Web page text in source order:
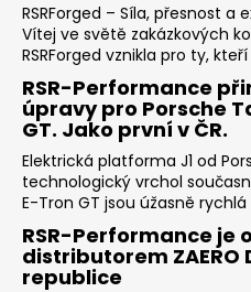
RSRForged – Síla, přesnost
Vítej ve světě zakázkových
RSRForged vznikla pro ty, kteří
RSR-Performance
úpravy pro Porsche
GT. Jako první v ČR.
Elektrická platforma J1 od
technologický vrchol
E-Tron GT jsou úžasně rychlá
RSR-Performance je
distributorem ZAERO
republice